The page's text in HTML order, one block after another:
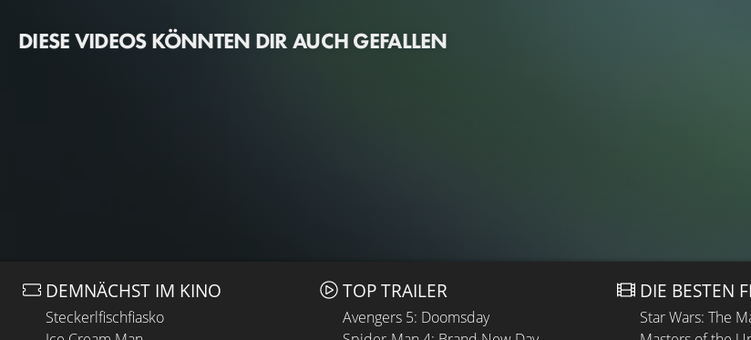
DIESE VIDEOS KÖNNTEN DIR AUCH GEFALLEN
DEMNÄCHST IM KINO
Steckerlfischfiasko
TOP TRAILER
Avengers 5: Doomsday
DIE BESTEN
Star Wars: The